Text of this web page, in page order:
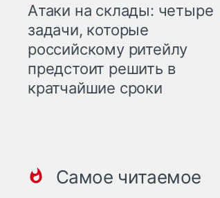
Атаки на склады: четыре
задачи, которые
российскому ритейлу
предстоит решить в
кратчайшие сроки
Самое читаемое